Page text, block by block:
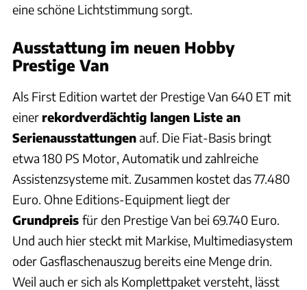
eine schöne Lichtstimmung sorgt.
Ausstattung im neuen Hobby
Prestige Van
Als First Edition wartet der Prestige Van 640 ET mit
einer rekordverdächtig langen Liste an
Serienausstattungenauf. Die Fiat-Basis bringt
etwa 180 PS Motor, Automatik und zahlreiche
Assistenzsysteme mit. Zusammen kostet das 77.480
Euro. Ohne Editions-Equipment liegt der
Grundpreis für den Prestige Van bei 69.740 Euro.
Und auch hier steckt mit Markise, Multimediasystem
oder Gasflaschenauszug bereits eine Menge drin.
Weil auch er sich als Komplettpaket versteht, lässt